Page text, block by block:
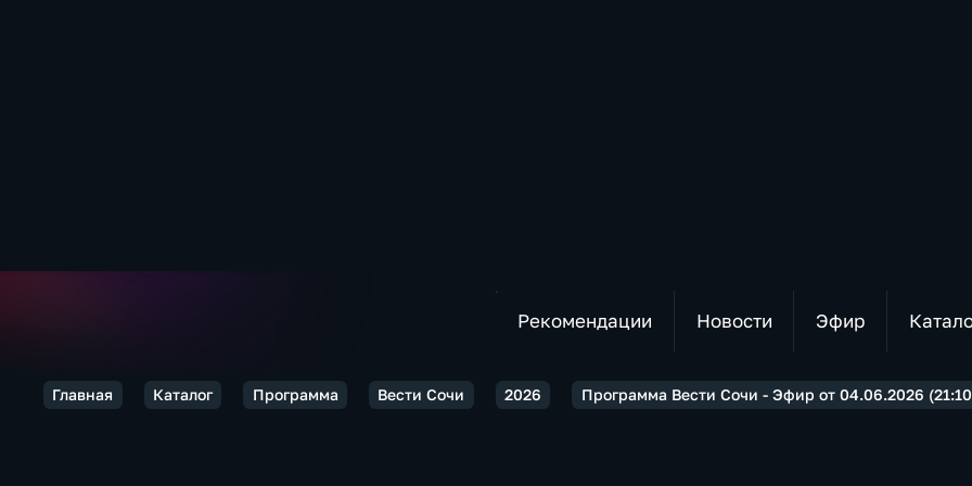
Рекомендации Новости Эфир
Главная Каталог Программа Вести Сочи 2026 Программа Вести Сочи - Эфир от 04.06.2026